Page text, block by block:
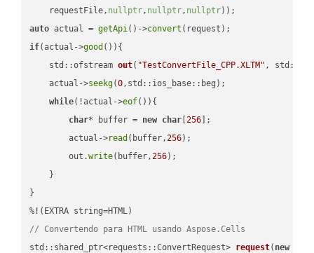
    requestFile,
nullptr, nullptr, nullptr))
auto actual = getApi()->convert
if(actual->good ()){
std::ofstream out( "TestConvertFile_CPP.XLTM" ,
    actual->
seekg(0,std::ios_base::beg);
while(!actual->eof()){
char* buffer = new char [256 ];
        actual->
read (buffer,256);
        out.
write(buffer,256);
    }
}
// Convertendo para HTML usando Aspose.Cells
std::shared_ptr<requests::ConvertRequest> request( new